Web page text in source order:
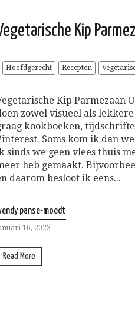
Kip
Hoofdgerecht Recepten
Kip Parmezaan
zowel visueel als
kookboeken,
Soms kom ik dan
sinds we geen vlees thuis
heb gemaakt.
daarom besloot ik eens...
panse-moedt
16, 2023
Read More